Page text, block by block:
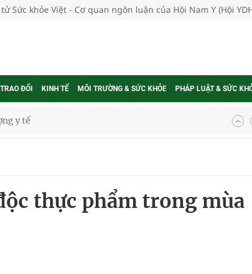
Sức khỏe Việt - Cơ quan ngôn luận của Hội Nam Y (Hội
ĐỔI KINH TẾ MÔI TRƯỜNG & SỨC KHỎE PHÁP LUẬT & SỨC
theo cách ít ai ngờ tới
phụ nữ mỗi năm
thuốc
thực phẩm trong mùa